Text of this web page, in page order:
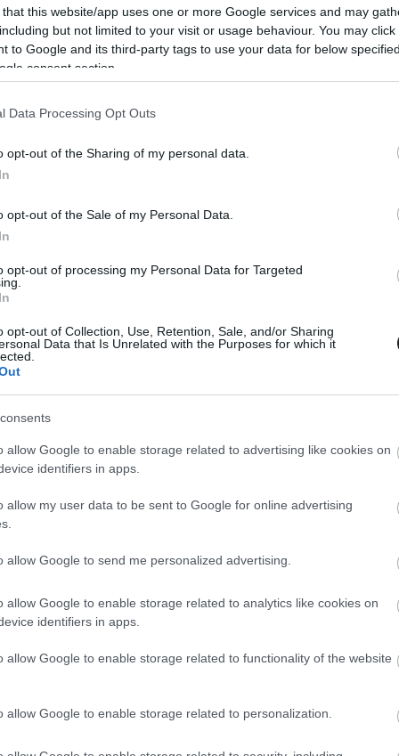
that this website/app uses one or more Google services and may
but not limited to your visit or usage behaviour. You may
to Google and its third-party tags to use your data for below
consent section.
Data Processing Opt Outs
opt-out of the Sharing of my personal data.
opt-out of the Sale of my Personal Data.
opt-out of processing my Personal Data for Targeted
opt-out of Collection, Use, Retention, Sale, and/or Sharing
Data that Is Unrelated with the Purposes for which it
allow Google to enable storage related to advertising like cookies on
identifiers in apps.
allow my user data to be sent to Google for online advertising
allow Google to send me personalized advertising.
allow Google to enable storage related to analytics like cookies on
identifiers in apps.
allow Google to enable storage related to functionality of the website
allow Google to enable storage related to personalization.
és nem érződnek feleslegesnek, ráadásul Jessica
dialógusok többségében viszont kimerül annyiban,
képtelenség. Az ő karakterével amúgy sem tudtak
az a fickó, aki túlél egy erősebb ütést és
szerencsére mind ráéreztek az írók, Iron
és összességében a hozott anyagból
de szerencsére a négy hős remekül helyt állt
a merőben különböző stílusokat. Ahogy minden
nem is kicsik és hallgatólagos megegyezés
megy a maga útjára, ha nem muszáj, soha nem
Defendereknek, vagy igazi csapatnak, ami azt
ugyanazzal a gonosszal találták szembe
problémákkal küzd, mint ők, csak sokkal régebb
megoldani a köztük húzódó feszültségeket. Nehéz
mindegyikhez be van rendelve a folytatás.
jól. Még itt is, amikor egyedül szerepeltek a
domináltak a jelenetekben a fények vagy a
árasztott, ahogy minden egyes beállításról
jelenet, amiben Jessica rohan fel a lépcsőkön és a
azonban belép a csarnokba, vörösre váltanak és
kiválasztva a kosztümök is, Karen Page például
gyakran elrejtett piros elemekkel. Amikor viszont
és a helyét az egyszerűség vette át.